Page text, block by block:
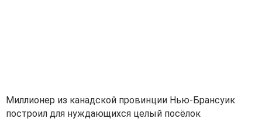
Миллионер из канадской провинции Нью-Брансуик
построил для нуждающихся целый посёлок